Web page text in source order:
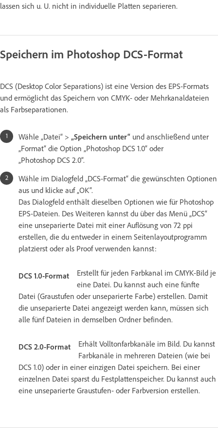
lassen sich u. U. nicht in individuelle Platten separieren.
Speichern im Photoshop DCS-Format
DCS (Desktop Color Separations) ist eine Version des EPS-Formats
und ermöglicht das Speichern von CMYK- oder Mehrkanaldateien
als Farbseparationen.
Wähle „Datei“ > „Speichern unter“ und anschließend unter
„Format“ die Option „Photoshop DCS 1.0“ oder
„Photoshop DCS 2.0“.
Wähle im Dialogfeld „DCS-Format“ die gewünschten Optionen
aus und klicke auf „OK“.
Das Dialogfeld enthält dieselben Optionen wie für Photoshop
EPS-Dateien. Des Weiteren kannst du über das Menü „DCS“
eine unseparierte Datei mit einer Auflösung von 72 ppi
erstellen, die du entweder in einem Seitenlayoutprogramm
platzierst oder als Proof verwenden kannst:
DCS 1.0-Format
Erstellt für jeden Farbkanal im CMYK-Bild je
eine Datei. Du kannst auch eine fünfte
Datei (Graustufen oder unseparierte Farbe) erstellen. Damit
die unseparierte Datei angezeigt werden kann, müssen sich
alle fünf Dateien in demselben Ordner befinden.
DCS 2.0-Format
Erhält Volltonfarbkanäle im Bild. Du kannst
Farbkanäle in mehreren Dateien (wie bei
DCS 1.0) oder in einer einzigen Datei speichern. Bei einer
einzelnen Datei sparst du Festplattenspeicher. Du kannst auch
eine unseparierte Graustufen- oder Farbversion erstellen.